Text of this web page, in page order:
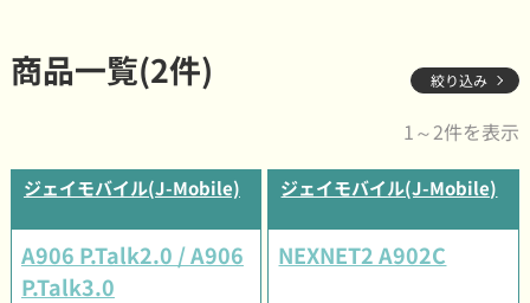
商品一覧(2件) 絞り込み
1～2件を表示
ジェイモバイル(J-Mobile)
A906 P.Talk2.0 / A906
P.Talk3.0
ジェイモバイル(J-Mobile)
NEXNET2 A902C